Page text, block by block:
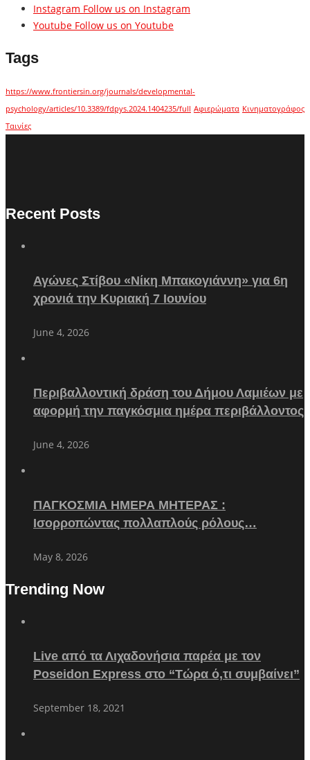
Instagram Follow us on Instagram
Youtube Follow us on Youtube
Tags
https://www.frontiersin.org/journals/developmental-
psychology/articles/10.3389/fdpys.2024.1404235/full Αφιερώματα Κινηματογράφος
Ταινίες
Recent Posts
Αγώνες Στίβου «Νίκη Μπακογιάννη» για 6η
χρονιά την Κυριακή 7 Ιουνίου
June 4, 2026
Περιβαλλοντική δράση του Δήμου Λαμιέων με
αφορμή την παγκόσμια ημέρα περιβάλλοντος
June 4, 2026
ΠΑΓΚΟΣΜΙΑ ΗΜΕΡΑ ΜΗΤΕΡΑΣ :
Ισορροπώντας πολλαπλούς ρόλους…
May 8, 2026
Trending Now
Live από τα Λιχαδονήσια παρέα με τον
Poseidon Express στο “Τώρα ό,τι συμβαίνει”
September 18, 2021